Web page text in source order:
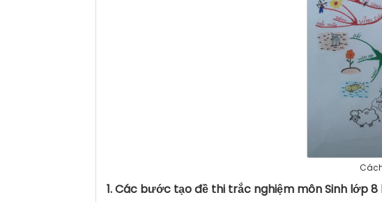
1. Các bước tạo đề thi trắc nghiệm môn Sinh lớp